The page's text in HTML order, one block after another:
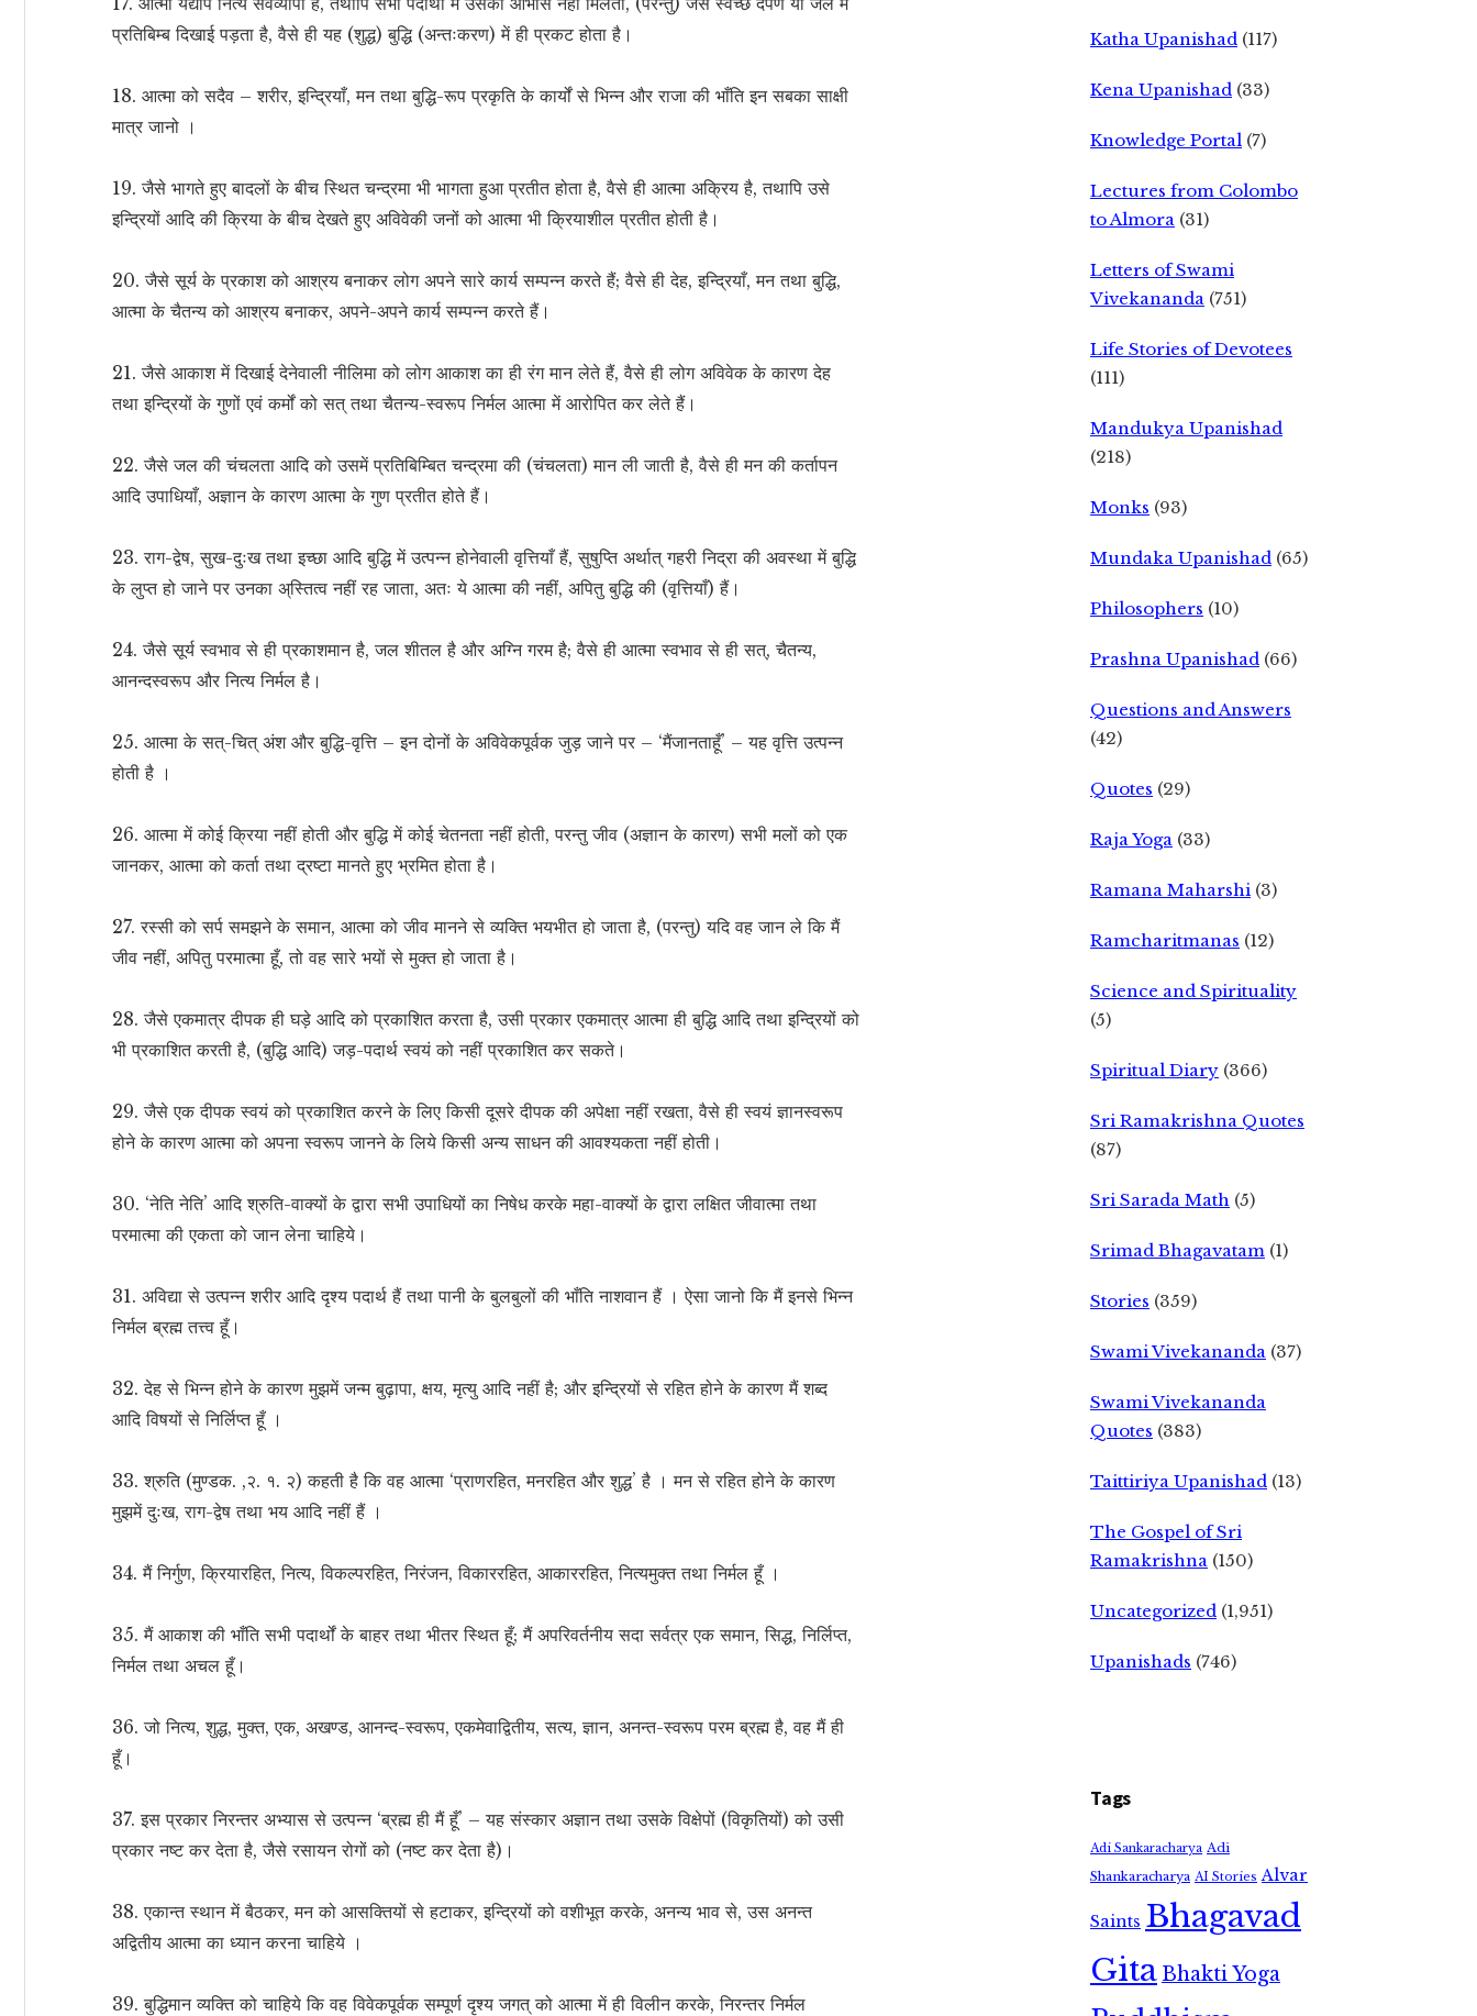
प्रतिबिम्ब दिखाई पड़ता है, वैसे ही यह (शुद्ध) बुद्धि (अन्तःकरण) में ही प्रकट होता है।
18. आत्मा को सदैव – शरीर, इन्द्रियाँ, मन तथा बुद्धि-रूप प्रकृति के कार्यों से भिन्न और राजा की भाँति इन सबका साक्षी
मात्र जानो ।
19. जैसे भागते हुए बादलों के बीच स्थित चन्द्रमा भी भागता हुआ प्रतीत होता है, वैसे ही आत्मा अक्रिय है, तथापि उसे
इन्द्रियों आदि की क्रिया के बीच देखते हुए अविवेकी जनों को आत्मा भी क्रियाशील प्रतीत होती है।
20. जैसे सूर्य के प्रकाश को आश्रय बनाकर लोग अपने सारे कार्य सम्पन्न करते हैं; वैसे ही देह, इन्द्रियाँ, मन तथा बुद्धि,
आत्मा के चैतन्य को आश्रय बनाकर, अपने-अपने कार्य सम्पन्न करते हैं।
21. जैसे आकाश में दिखाई देनेवाली नीलिमा को लोग आकाश का ही रंग मान लेते हैं, वैसे ही लोग अविवेक के कारण देह
तथा इन्द्रियों के गुणों एवं कर्मों को सत् तथा चैतन्य-स्वरूप निर्मल आत्मा में आरोपित कर लेते हैं।
22. जैसे जल की चंचलता आदि को उसमें प्रतिबिम्बित चन्द्रमा की (चंचलता) मान ली जाती है, वैसे ही मन की कर्तापन
आदि उपाधियाँ, अज्ञान के कारण आत्मा के गुण प्रतीत होते हैं।
23. राग-द्वेष, सुख-दुःख तथा इच्छा आदि बुद्धि में उत्पन्न होनेवाली वृत्तियाँ हैं, सुषुप्ति अर्थात् गहरी निद्रा की अवस्था में बुद्धि
के लुप्त हो जाने पर उनका अ्स्तित्व नहीं रह जाता, अतः ये आत्मा की नहीं, अपितु बुद्धि की (वृत्तियाँ) हैं।
24. जैसे सूर्य स्वभाव से ही प्रकाशमान है, जल शीतल है और अग्नि गरम है; वैसे ही आत्मा स्वभाव से ही सत्, चैतन्य,
आनन्दस्वरूप और नित्य निर्मल है।
25. आत्मा के सत्-चित् अंश और बुद्धि-वृत्ति – इन दोनों के अविवेकपूर्वक जुड़ जाने पर – ‘मैंजानताहूँ’ – यह वृत्ति उत्पन्न
होती है ।
26. आत्मा में कोई क्रिया नहीं होती और बुद्धि में कोई चेतनता नहीं होती, परन्तु जीव (अज्ञान के कारण) सभी मलों को एक
जानकर, आत्मा को कर्ता तथा द्रष्टा मानते हुए भ्रमित होता है।
27. रस्सी को सर्प समझने के समान, आत्मा को जीव मानने से व्यक्ति भयभीत हो जाता है, (परन्तु) यदि वह जान ले कि मैं
जीव नहीं, अपितु परमात्मा हूँ, तो वह सारे भयों से मुक्त हो जाता है।
28. जैसे एकमात्र दीपक ही घड़े आदि को प्रकाशित करता है, उसी प्रकार एकमात्र आत्मा ही बुद्धि आदि तथा इन्द्रियों को
भी प्रकाशित करती है, (बुद्धि आदि) जड़-पदार्थ स्वयं को नहीं प्रकाशित कर सकते।
29. जैसे एक दीपक स्वयं को प्रकाशित करने के लिए किसी दूसरे दीपक की अपेक्षा नहीं रखता, वैसे ही स्वयं ज्ञानस्वरूप
होने के कारण आत्मा को अपना स्वरूप जानने के लिये किसी अन्य साधन की आवश्यकता नहीं होती।
30. ‘नेति नेति’ आदि श्रुति-वाक्यों के द्वारा सभी उपाधियों का निषेध करके महा-वाक्यों के द्वारा लक्षित जीवात्मा तथा
परमात्मा की एकता को जान लेना चाहिये।
31. अविद्या से उत्पन्न शरीर आदि दृश्य पदार्थ हैं तथा पानी के बुलबुलों की भाँति नाशवान हैं । ऐसा जानो कि मैं इनसे भिन्न
निर्मल ब्रह्म तत्त्व हूँ।
32. देह से भिन्न होने के कारण मुझमें जन्म बुढ़ापा, क्षय, मृत्यु आदि नहीं है; और इन्द्रियों से रहित होने के कारण मैं शब्द
आदि विषयों से निर्लिप्त हूँ ।
33. श्रुति (मुण्डक. ,२. १. २) कहती है कि वह आत्मा ‘प्राणरहित, मनरहित और शुद्ध’ है । मन से रहित होने के कारण
मुझमें दुःख, राग-द्वेष तथा भय आदि नहीं हैं ।
34. मैं निर्गुण, क्रियारहित, नित्य, विकल्परहित, निरंजन, विकाररहित, आकाररहित, नित्यमुक्त तथा निर्मल हूँ ।
35. मैं आकाश की भाँति सभी पदार्थों के बाहर तथा भीतर स्थित हूँ; मैं अपरिवर्तनीय सदा सर्वत्र एक समान, सिद्ध, निर्लिप्त,
निर्मल तथा अचल हूँ।
36. जो नित्य, शुद्ध, मुक्त, एक, अखण्ड, आनन्द-स्वरूप, एकमेवाद्वितीय, सत्य, ज्ञान, अनन्त-स्वरूप परम ब्रह्म है, वह मैं ही
हूँ।
37. इस प्रकार निरन्तर अभ्यास से उत्पन्न ‘ब्रह्म ही मैं हूँ’ – यह संस्कार अज्ञान तथा उसके विक्षेपों (विकृतियों) को उसी
प्रकार नष्ट कर देता है, जैसे रसायन रोगों को (नष्ट कर देता है)।
38. एकान्त स्थान में बैठकर, मन को आसक्तियों से हटाकर, इन्द्रियों को वशीभूत करके, अनन्य भाव से, उस अनन्त
अद्वितीय आत्मा का ध्यान करना चाहिये ।
39. बुद्धिमान व्यक्ति को चाहिये कि वह विवेकपूर्वक सम्पूर्ण दृश्य जगत् को आत्मा में ही विलीन करके, निरन्तर निर्मल
Katha Upanishad (117)
Kena Upanishad (33)
Knowledge Portal (7)
Lectures from Colombo
to Almora (31)
Letters of Swami
Vivekananda (751)
Life Stories of Devotees
(111)
Mandukya Upanishad
(218)
Monks (93)
Mundaka Upanishad (65)
Philosophers (10)
Prashna Upanishad (66)
Questions and Answers
(42)
Quotes (29)
Raja Yoga (33)
Ramana Maharshi (3)
Ramcharitmanas (12)
Science and Spirituality
(5)
Spiritual Diary (366)
Sri Ramakrishna Quotes
(87)
Sri Sarada Math (5)
Srimad Bhagavatam (1)
Stories (359)
Swami Vivekananda (37)
Swami Vivekananda
Quotes (383)
Taittiriya Upanishad (13)
The Gospel of Sri
Ramakrishna (150)
Uncategorized (1,951)
Upanishads (746)
Tags
Adi Sankaracharya Adi
Shankaracharya AI Stories Alvar
Saints Bhagavad
GitaBhakti Yoga